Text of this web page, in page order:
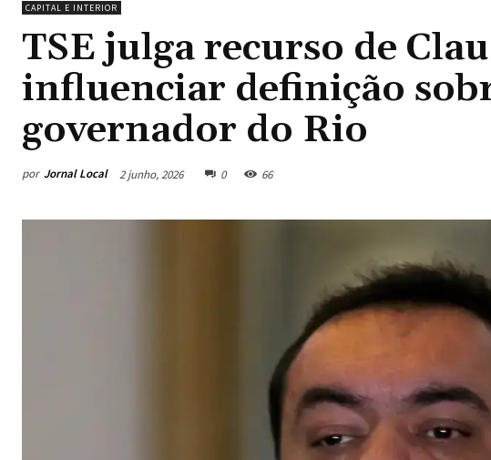
CAPITAL E INTERIOR
TSE julga recurso de
influenciar definição
governador do Rio
por Jornal Local 2 junho, 2026 0 66